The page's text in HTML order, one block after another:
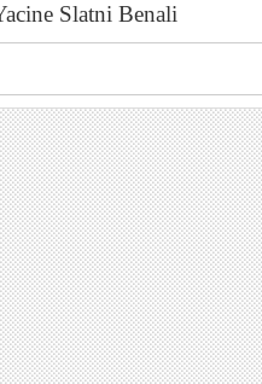
Slatni Benali